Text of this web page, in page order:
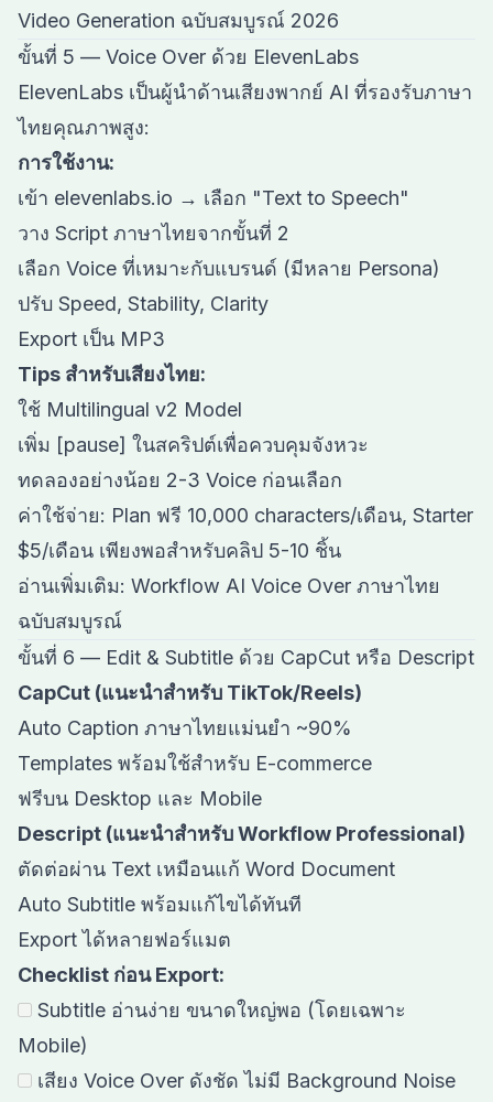
Video Generation ฉบับสมบูรณ์ 2026
ขั้นที่ 5 — Voice Over ด้วย ElevenLabs
ElevenLabs เป็นผู้นำด้านเสียงพากย์ AI ที่รองรับภาษา
ไทยคุณภาพสูง:
การใช้งาน:
เข้า elevenlabs.io → เลือก "Text to Speech"
วาง Script ภาษาไทยจากขั้นที่ 2
เลือก Voice ที่เหมาะกับแบรนด์ (มีหลาย Persona)
ปรับ Speed, Stability, Clarity
Export เป็น MP3
Tips สำหรับเสียงไทย:
ใช้ Multilingual v2 Model
เพิ่ม [pause] ในสคริปต์เพื่อควบคุมจังหวะ
ทดลองอย่างน้อย 2-3 Voice ก่อนเลือก
ค่าใช้จ่าย: Plan ฟรี 10,000 characters/เดือน, Starter
$5/เดือน เพียงพอสำหรับคลิป 5-10 ชิ้น
อ่านเพิ่มเติม: Workflow AI Voice Over ภาษาไทย
ฉบับสมบูรณ์
ขั้นที่ 6 — Edit & Subtitle ด้วย CapCut หรือ Descript
CapCut (แนะนำสำหรับ TikTok/Reels)
Auto Caption ภาษาไทยแม่นยำ ~90%
Templates พร้อมใช้สำหรับ E-commerce
ฟรีบน Desktop และ Mobile
Descript (แนะนำสำหรับ Workflow Professional)
ตัดต่อผ่าน Text เหมือนแก้ Word Document
Auto Subtitle พร้อมแก้ไขได้ทันที
Export ได้หลายฟอร์แมต
Checklist ก่อน Export:
Subtitle อ่านง่าย ขนาดใหญ่พอ (โดยเฉพาะ
Mobile)
เสียง Voice Over ดังชัด ไม่มี Background Noise